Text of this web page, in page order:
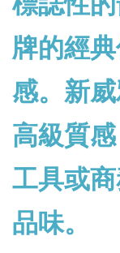
牌的經
感。新
高級質
工具或
品味。